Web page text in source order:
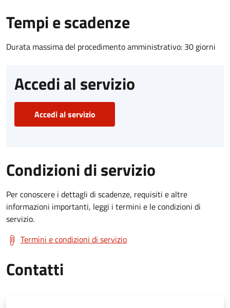
Tempi e scadenze
Durata massima del procedimento amministrativo: 30 giorni
Accedi al servizio
Accedi al servizio
Condizioni di servizio
Per conoscere i dettagli di scadenze, requisiti e altre
informazioni importanti, leggi i termini e le condizioni di
servizio.
Termini e condizioni di servizio
Contatti